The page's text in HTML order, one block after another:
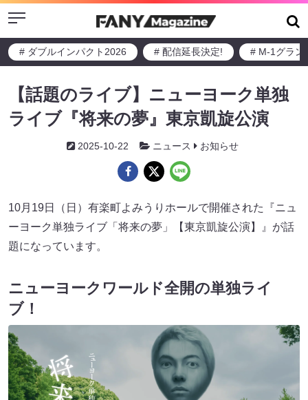
Menu
# ダブルインパクト2026 # 配信延長決定! # M-1グラン
【話題のライブ】ニューヨーク単独
ライブ『将来の夢』東京凱旋公演
2025-10-22 ニュース お知らせ
10月19日（日）有楽町よみうりホールで開催された『ニュ
ーヨーク単独ライブ「将来の夢」【東京凱旋公演】』が話
題になっています。
ニューヨークワールド全開の単独ライ
ブ！